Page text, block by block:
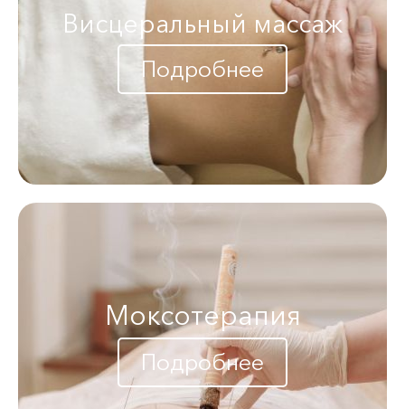
Висцеральный массаж
Подробнее
Моксотерапия
Подробнее